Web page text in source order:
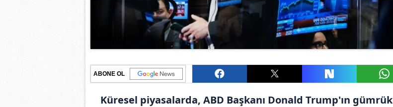
ABONE OL
Küresel piyasalarda, ABD Başkanı Donald Trump'ın gümrük